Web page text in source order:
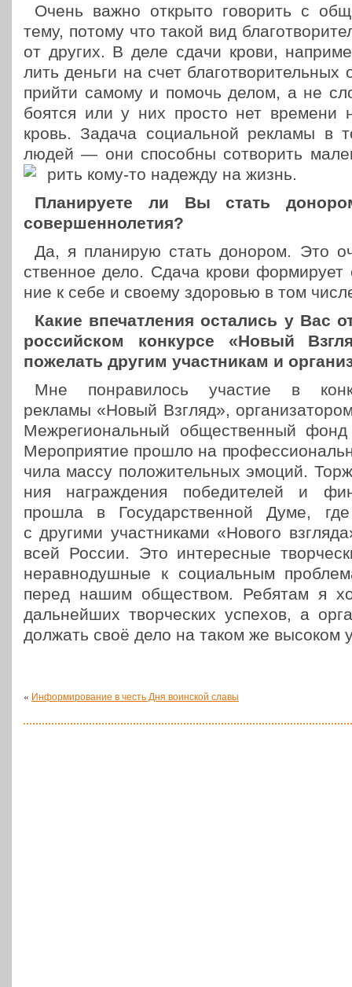
Очень важно открыто гово­рить с
тему, потому что такой вид
от других. В деле сдачи крови,
лить деньги на счет бла­го­тво­ри­тель­ных
прийти самому и помочь делом, а не
боятся или у них просто нет времени
кровь. Задача соци­аль­ной рекламы в
людей — они спо­соб­ны сотво­рить
рить кому-то надежду на жизнь.
Пла­ни­ру­е­те ли Вы стать
совершеннолетия?
Да, я пла­ни­рую стать донором. Это
ствен­ное дело. Сдача крови
ние к себе и своему здо­ро­вью в том
Какие впе­чат­ле­ния оста­лись у Вас
рос­сий­ском кон­кур­се «Новый
поже­лать другим участ­ни­кам и
Мне понра­ви­лось участие в
рекламы «Новый Взгляд»,
Меж­ре­ги­о­наль­ный обще­ствен­ный
Меро­при­я­тие прошло на
чи­ла массу поло­жи­тель­ных эмоций.
ния награж­де­ния побе­ди­те­лей и
прошла в Госу­дар­ствен­ной Думе,
с другими участ­ни­ка­ми «Нового
всей России. Это инте­рес­ные
нерав­но­душ­ные к соци­аль­ным
перед нашим обще­ством. Ребятам я
даль­ней­ших твор­че­ских успехов, а
дол­жать своё дело на таком же высоком
« Информирование в честь Дня воинской славы